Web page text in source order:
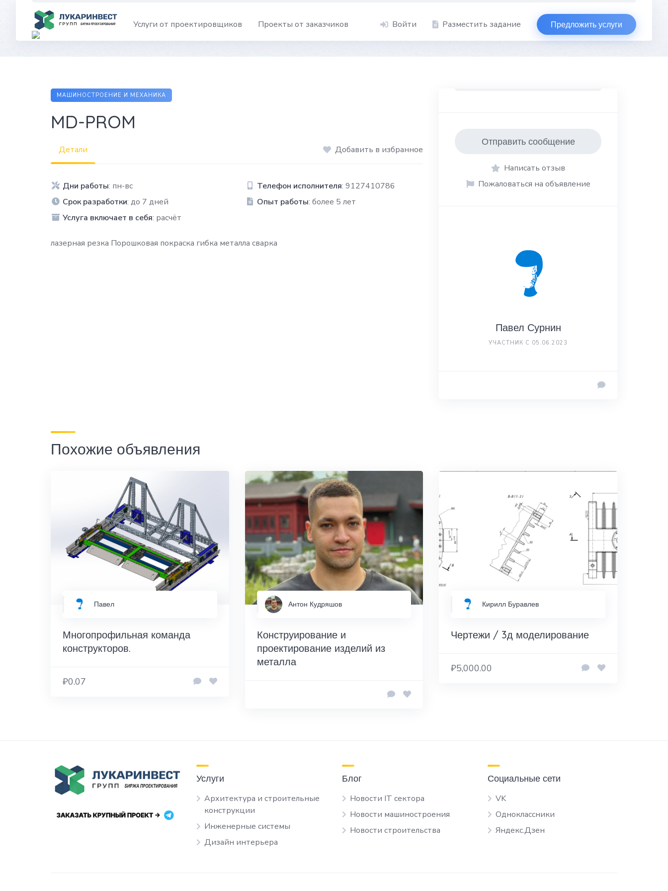
Услуги от проектировщиков Проекты от заказчиков Войти Разместить задание Предложить услуги
МАШИНОСТРОЕНИЕ И МЕХАНИКА
MD-PROM
Детали Добавить в избранное
Дни работы: пн-вс Телефон исполнителя: 9127410786
Срок разработки: до 7 дней Опыт работы: более 5 лет
Услуга включает в себя: расчёт
лазерная резка Порошковая покраска гибка металла сварка
Отправить сообщение
Написать отзыв
Пожаловаться на объявление
Павел Сурнин
УЧАСТНИК С 05.06.2023
Похожие объявления
Павел
Многопрофильная команда
конструкторов.
₽0.07
Антон Кудряшов
Конструирование и
проектирование изделий из
металла
Кирилл Буравлев
Чертежи / 3д моделирование
₽5,000.00
Услуги
Архитектура и строительные
конструкции
Инженерные системы
Дизайн интерьера
Блог
Новости IT сектора
Новости машиностроения
Новости строительства
Социальные сети
VK
Одноклассники
Яндекс.Дзен